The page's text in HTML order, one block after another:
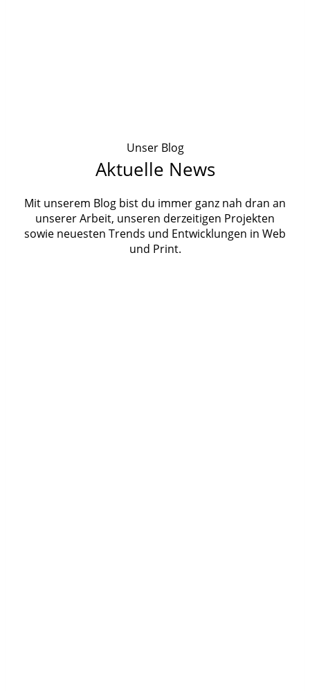
Unser Blog
Aktuelle News
Mit unserem Blog bist du immer ganz nah dran an
unserer Arbeit, unseren derzeitigen Projekten
sowie neuesten Trends und Entwicklungen in Web
und Print.